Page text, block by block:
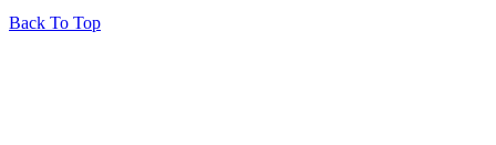
Back To Top